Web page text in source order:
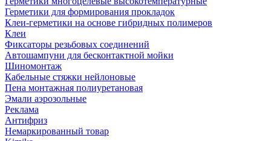
Герметики для формирования прокладок
Клеи-герметики на основе гибридных полимеров
Клеи
Фиксаторы резьбовых соединений
Автошампуни для бесконтактной мойки
Шиномонтаж
Кабельные стяжки нейлоновые
Пена монтажная полиуретановая
Эмали аэрозольные
Реклама
Антифриз
Немаркированный товар